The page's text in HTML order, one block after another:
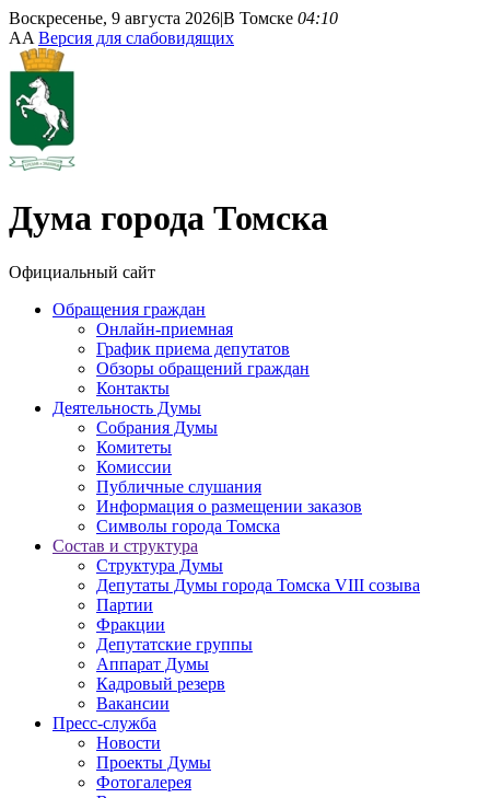
Воскресенье, 9 августа 2026|В Томске 04:10
AA Версия для слабовидящих
Дума города Томска
Официальный сайт
Обращения граждан
Онлайн-приемная
График приема депутатов
Обзоры обращений граждан
Контакты
Деятельность Думы
Собрания Думы
Комитеты
Комиссии
Публичные слушания
Информация о размещении заказов
Символы города Томска
Состав и структура
Структура Думы
Депутаты Думы города Томска VIII созыва
Партии
Фракции
Депутатские группы
Аппарат Думы
Кадровый резерв
Вакансии
Пресс-служба
Новости
Проекты Думы
Фотогалерея